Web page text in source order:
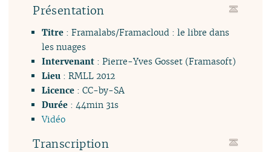
Présentation
Titre: Framalabs/Framacloud : le libre dans
les nuages
Intervenant: Pierre-Yves Gosset (Framasoft)
Lieu: RMLL 2012
Licence: CC-by-SA
Durée: 44min 31s
Vidéo
Transcription